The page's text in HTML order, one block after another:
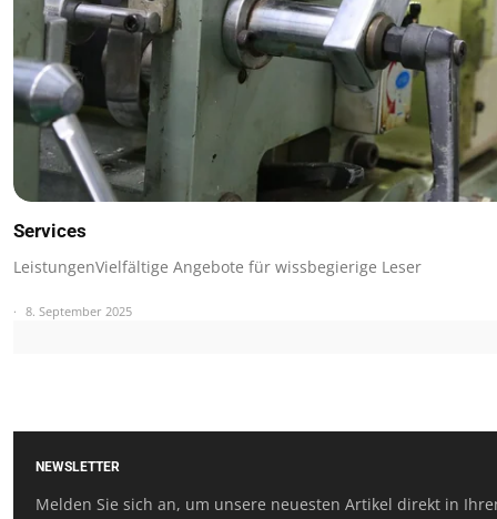
Services
LeistungenVielfältige Angebote für wissbegierige Leser
8. September 2025
NEWSLETTER
Melden Sie sich an, um unsere neuesten Artikel direkt in